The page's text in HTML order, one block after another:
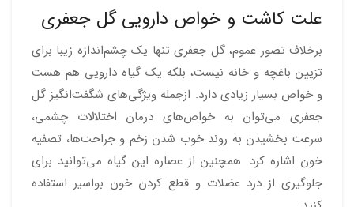
علت کاشت و خواص دارویی گل جعفری
برخلاف تصور عموم، گل جعفری تنها یک چشم‌اندازه زیبا برای
تزیین باغچه و خانه نیست، بلکه یک گیاه دارویی هم هست
و خواص بسیار زیادی دارد. ازجمله‌ ویژگی‌های شگفت‌انگیز گل
جعفری می‌توان به خواص‌های درمان اختلالات چشمی،
سرعت بخشیدن به روند خوب شدن زخم‌ و جراحت‌ها، تصفیه
خون اشاره کرد. همچنین از عصاره این گیاه ‌می‌توانید برای
جلوگیری از درد عضلات و قطع کردن خون بواسیر استفاده